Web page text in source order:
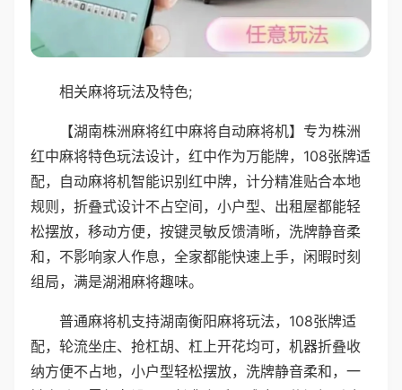
相关麻将玩法及特色;
【湖南株洲麻将红中麻将自动麻将机】专为株洲
红中麻将特色玩法设计，红中作为万能牌，108张牌适
配，自动麻将机智能识别红中牌，计分精准贴合本地
规则，折叠式设计不占空间，小户型、出租屋都能轻
松摆放，移动方便，按键灵敏反馈清晰，洗牌静音柔
和，不影响家人作息，全家都能快速上手，闲暇时刻
组局，满是湖湘麻将趣味。
普通麻将机支持湖南衡阳麻将玩法，108张牌适
配，轮流坐庄、抢杠胡、杠上开花均可，机器折叠收
纳方便不占地，小户型轻松摆放，洗牌静音柔和，一